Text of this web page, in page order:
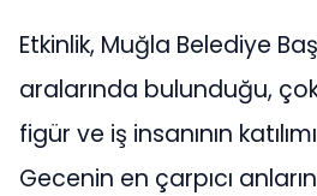
Etkinlik, Muğla Belediye
aralarında bulunduğu,
figür ve iş insanının
Gecenin en çarpıcı